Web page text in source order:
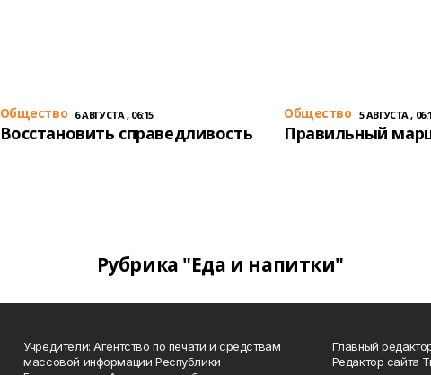
Общество 6 АВГУСТА , 06:15
Восстановить справедливость
Общество 5 АВГУСТА ,
Правильный
Рубрика "Еда и напитки"
Учредители: Агентство по печати и средствам
массовой информации Республики
Главный
Редактор сайта